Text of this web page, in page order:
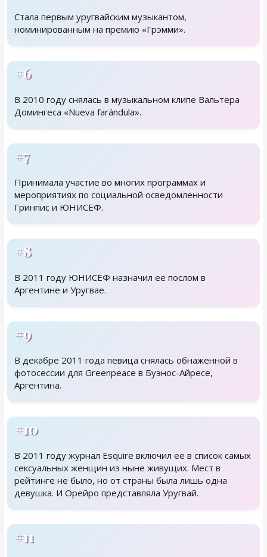
Стала первым уругвайским музыкантом,
номинированным на премию «Грэмми».
#6
В 2010 году снялась в музыкальном клипе Вальтера
Домингеса «Nueva farándula».
#7
Принимала участие во многих программах и
мероприятиях по социальной осведомленности
Гринпис и ЮНИСЕФ.
#8
В 2011 году ЮНИСЕФ назначил ее послом в
Аргентине и Уругвае.
#9
В декабре 2011 года певица снялась обнаженной в
фотосессии для Greenpeace в Буэнос-Айресе,
Аргентина.
#10
В 2011 году журнал Esquire включил ее в список самых
сексуальных женщин из ныне живущих. Мест в
рейтинге не было, но от страны была лишь одна
девушка. И Орейро представляла Уругвай.
#11